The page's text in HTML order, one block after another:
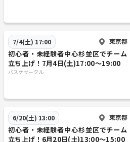
7/4(土) 17:00 東京都
初心者・未経験者中心杉並区でチーム
立ち上げ！7月4日(土)17:00〜19:00
バスケサークル
6/20(土) 13:00 東京都
初心者・未経験者中心杉並区でチーム
立ち上げ！6月20日(土)13:00〜15:00